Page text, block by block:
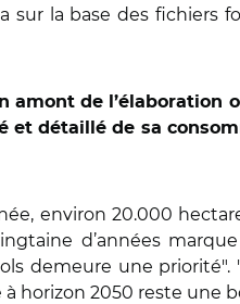
sur la base des fichiers
amont de l’élaboration
détaillé de sa
environ 20.000
d’années
demeure une
à horizon 2050 reste une